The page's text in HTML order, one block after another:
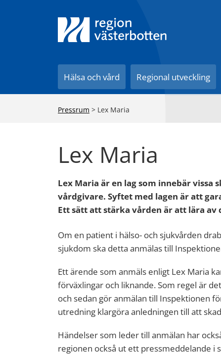
Hälsa och vård Regional utveckling
Pressrum > Lex Maria
Lex Maria
Lex Maria är en lag som innebär vissa
vårdgivare. Syftet med lagen är att
Ett sätt att stärka vården är att lära av
Om en patient i hälso- och sjukvården
sjukdom ska detta anmälas till
Ett ärende som anmäls enligt Lex Maria
förväxlingar och liknande. Som regel är
och sedan gör anmälan till Inspektionen
utredning klargöra anledningen till att
Händelser som leder till anmälan har
regionen också ut ett pressmeddelande i